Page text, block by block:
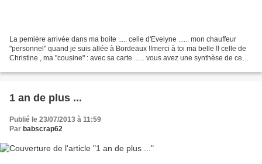
La pemière arrivée dans ma boite ..... celle d'Evelyne ...... mon chauffeur
"personnel" quand je suis allée à Bordeaux !!merci à toi ma belle !! celle de
Christine , ma "cousine" : avec sa carte ...... vous avez une synthèse de ce
1 an de plus ...
Publié le 23/07/2013 à 11:59
Par babscrap62